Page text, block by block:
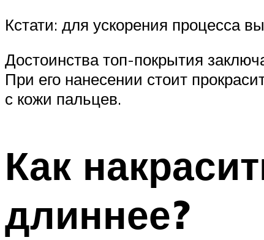
Кстати: для ускорения процесса
Достоинства топ-покрытия
При его нанесении стоит
с кожи пальцев.
Как
длиннее?